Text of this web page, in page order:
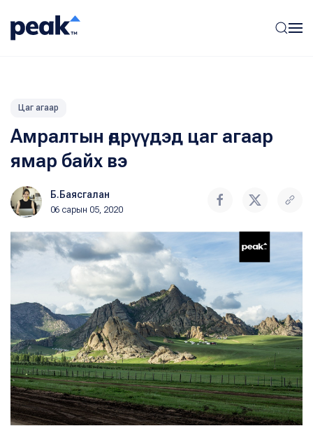
Цаг агаар
Амралтын өдрүүдэд цаг агаар
ямар байх вэ
Б.Баясгалан
06 сарын 05, 2020